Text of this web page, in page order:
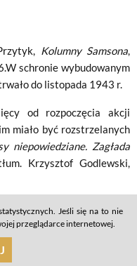
Kolumny Samsona,
schronie wybudowanym
do listopada 1943 r.
od rozpoczęcia akcji
miało być rozstrzelanych
niepowiedziane. Zagłada
Krzysztof Godlewski,
wówczas członka
w latach 1944-
Jeśli się na to nie
przeglądarce internetowej.